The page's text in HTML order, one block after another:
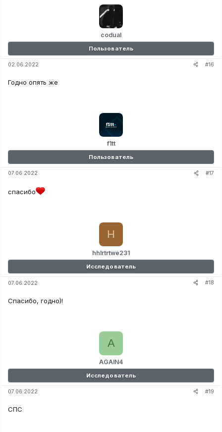
codual
Пользователь
02.06.2022 #16
Годно опять же
f1tt
Пользователь
07.06.2022 #17
спасибо
hhlrtrtwe231
H
Исследователь
07.06.2022 #18
Спасибо, годно)!
AGAIN4
A
Исследователь
07.06.2022 #19
СПС